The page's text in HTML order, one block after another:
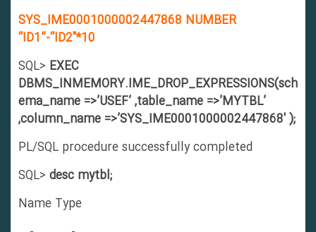
SYS_IME0001000002447868 NUMBER
“ID1”-“ID2″*10
SQL>EXEC
DBMS_INMEMORY.IME_DROP_EXPRESSIONS(sch
ema_name =>’USEF’ ,table_name =>’MYTBL’
,column_name =>’SYS_IME0001000002447868′ );
PL/SQL procedure successfully completed
SQL>desc mytbl;
Name Type